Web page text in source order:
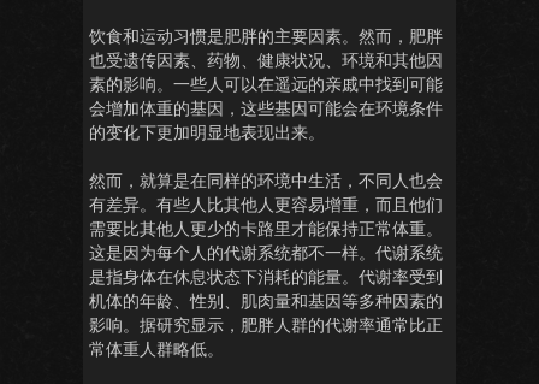
饮食和运动习惯是肥胖的主要因素。然而，肥胖
也受遗传因素、药物、健康状况、环境和其他因
素的影响。一些人可以在遥远的亲戚中找到可能
会增加体重的基因，这些基因可能会在环境条件
的变化下更加明显地表现出来。
然而，就算是在同样的环境中生活，不同人也会
有差异。有些人比其他人更容易增重，而且他们
需要比其他人更少的卡路里才能保持正常体重。
这是因为每个人的代谢系统都不一样。代谢系统
是指身体在休息状态下消耗的能量。代谢率受到
机体的年龄、性别、肌肉量和基因等多种因素的
影响。据研究显示，肥胖人群的代谢率通常比正
常体重人群略低。